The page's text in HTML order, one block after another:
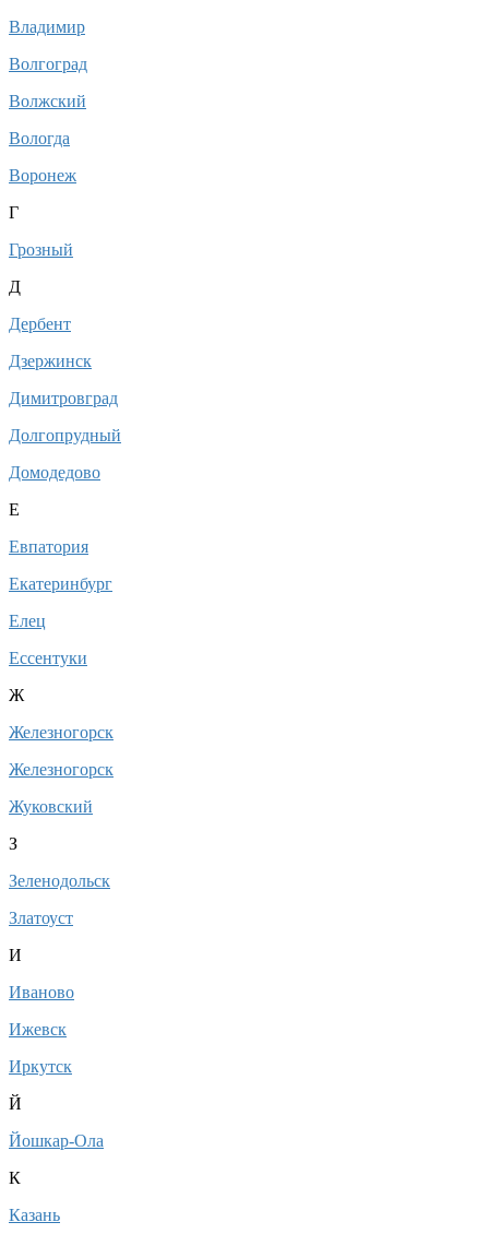
Владимир
Волгоград
Волжский
Вологда
Воронеж
Г
Грозный
Д
Дербент
Дзержинск
Димитровград
Долгопрудный
Домодедово
Е
Евпатория
Екатеринбург
Елец
Ессентуки
Ж
Железногорск
Железногорск
Жуковский
З
Зеленодольск
Златоуст
И
Иваново
Ижевск
Иркутск
Й
Йошкар-Ола
К
Казань